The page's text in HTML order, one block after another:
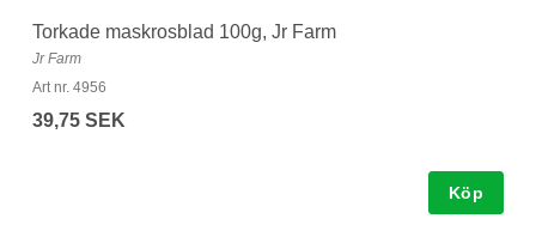
Torkade maskrosblad 100g, Jr Farm
Jr Farm
Art nr. 4956
39,75 SEK
Köp